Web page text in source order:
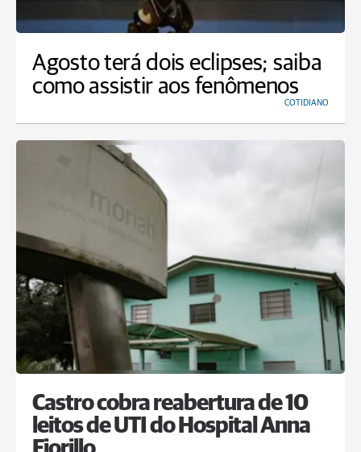
Agosto terá dois eclipses; saiba
como assistir aos fenômenos
COTIDIANO
Castro cobra reabertura de 10
leitos de UTI do Hospital Anna